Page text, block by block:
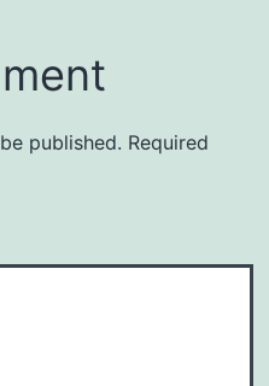
published. Required